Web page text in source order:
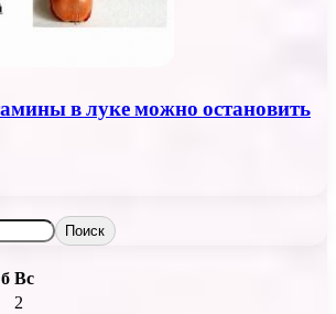
в луке можно остановить
Поиск
Вс
2